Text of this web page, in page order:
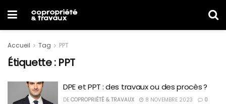
Accueil Tag PPT
Étiquette : PPT
DPE et PPT : des travaux ou des procès ?
DE COPROPRIÉTÉ & TRAVAUX 8 NOVEMBRE 2023 0